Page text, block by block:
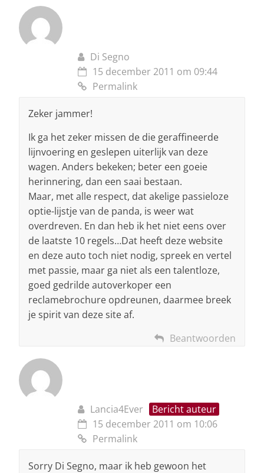
Di Segno
15 december 2011 om 09:44
Permalink
Zeker jammer!
Ik ga het zeker missen de die geraffineerde
lijnvoering en geslepen uiterlijk van deze
wagen. Anders bekeken; beter een goeie
herinnering, dan een saai bestaan.
Maar, met alle respect, dat akelige passieloze
optie-lijstje van de panda, is weer wat
overdreven. En dan heb ik het niet eens over
de laatste 10 regels…Dat heeft deze website
en deze auto toch niet nodig, spreek en vertel
met passie, maar ga niet als een talentloze,
goed gedrilde autoverkoper een
reclamebrochure opdreunen, daarmee breek
je spirit van deze site af.
Beantwoorden
Lancia4Ever
Bericht auteur
15 december 2011 om 10:06
Permalink
Sorry Di Segno, maar ik heb gewoon het